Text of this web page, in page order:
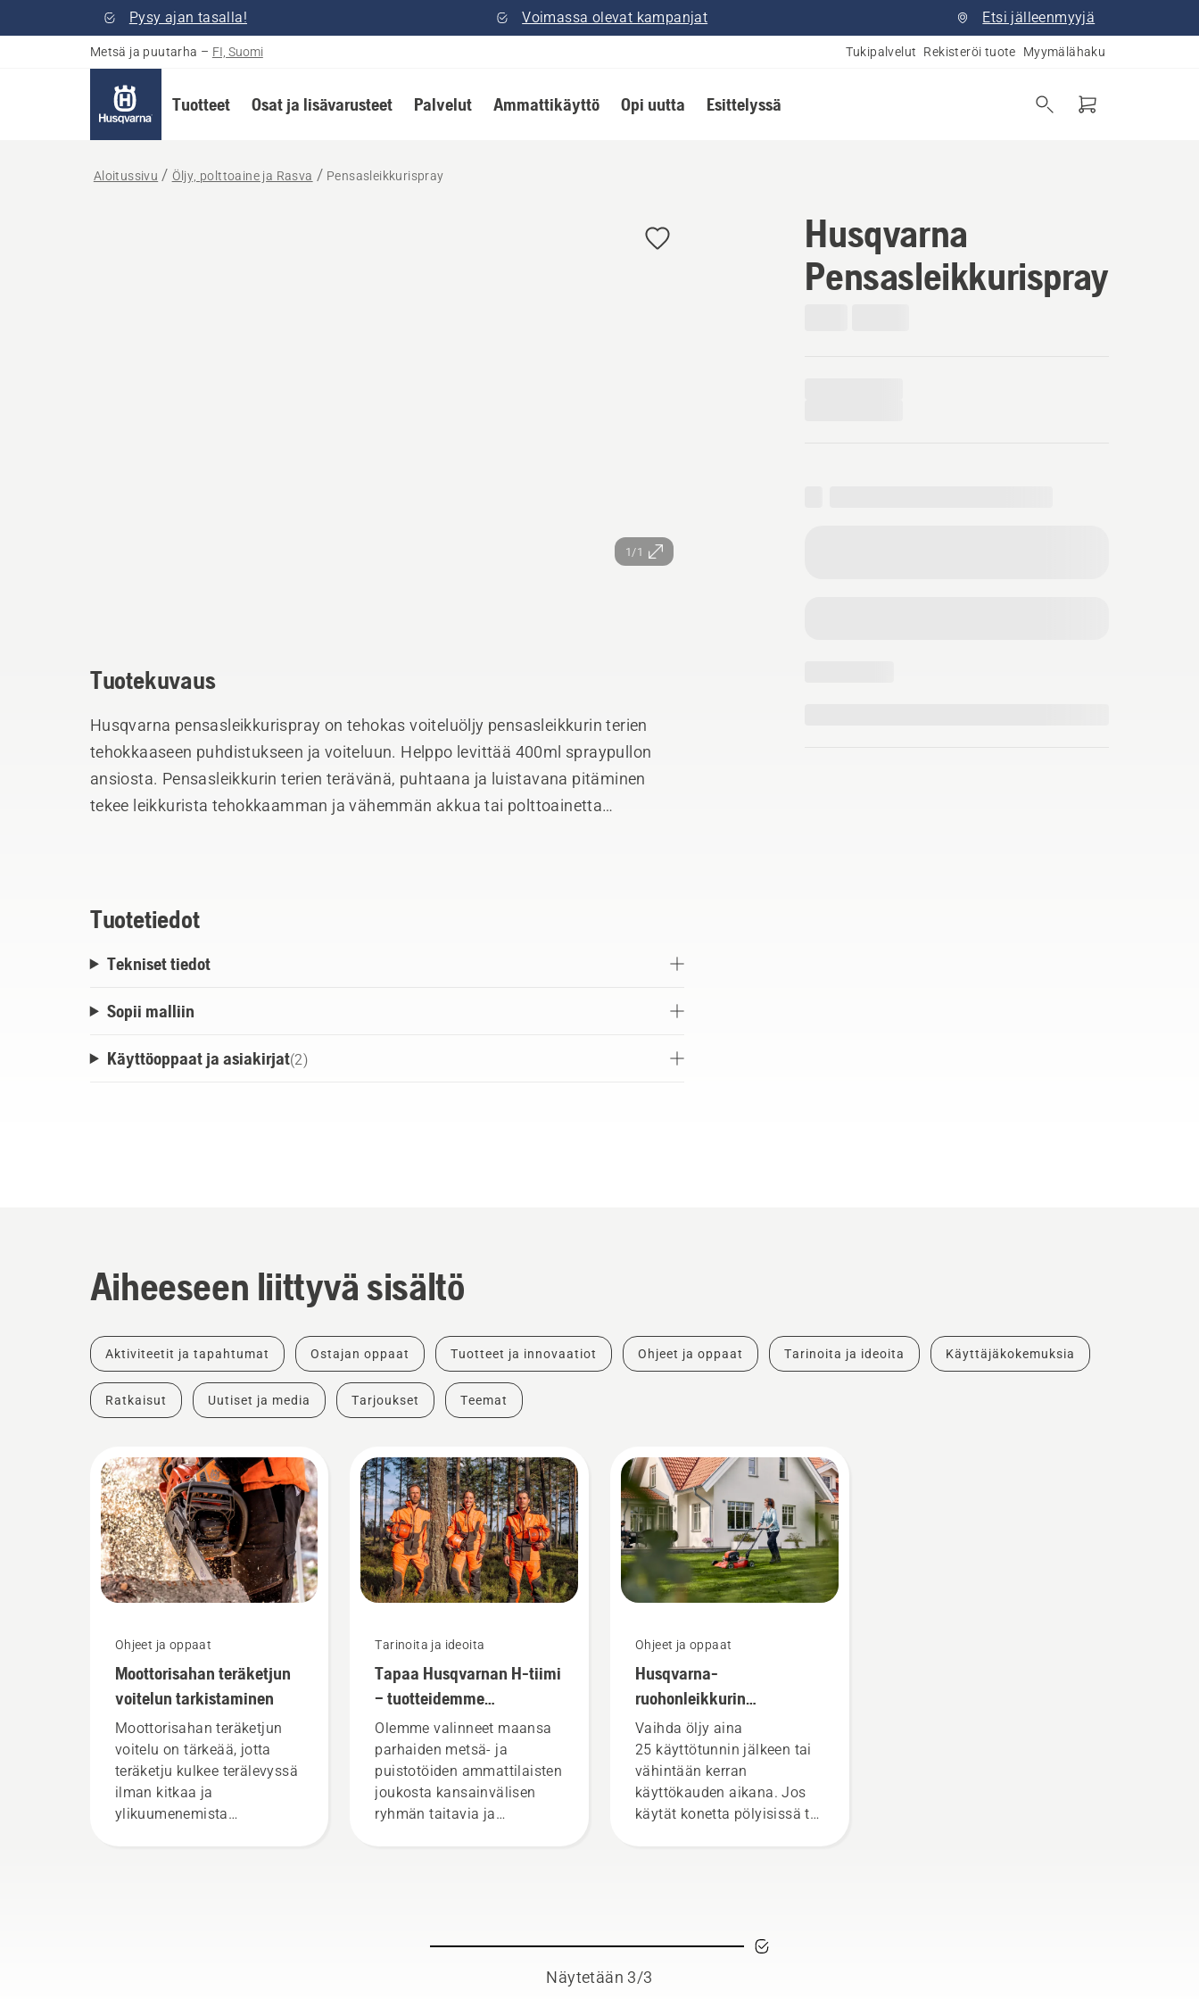
Pysy ajan tasalla! Voimassa olevat kampanjat Etsi jälleenmyyjä
Metsä ja puutarha – FI, Suomi Tukipalvelut Rekisteröi tuote Myymälähaku
Tuotteet Osat ja lisävarusteet Palvelut Ammattikäyttö Opi uutta Esittelyssä
Aloitussivu Öljy, polttoaine ja Rasva Pensasleikkurispray
1/1
Husqvarna
Pensasleikkurispray
Tuotekuvaus
Husqvarna pensasleikkurispray on tehokas voiteluöljy pensasleikkurin terien
tehokkaaseen puhdistukseen ja voiteluun. Helppo levittää 400ml spraypullon
ansiosta. Pensasleikkurin terien terävänä, puhtaana ja luistavana pitäminen
tekee leikkurista tehokkaamman ja vähemmän akkua tai polttoainetta
työpäivän ajan.
Tuotetiedot
Tekniset tiedot
Sopii malliin
Käyttöoppaat ja asiakirjat(2)
Aiheeseen liittyvä sisältö
Aktiviteetit ja tapahtumat Ostajan oppaat Tuotteet ja innovaatiot Ohjeet ja oppaat Tarinoita ja ideoita Käyttäjäkokemuksia
Ratkaisut Uutiset ja media Tarjoukset Teemat
Ohjeet ja oppaat
Moottorisahan teräketjun
voitelun tarkistaminen
Moottorisahan teräketjun
voitelu on tärkeää, jotta
teräketju kulkee terälevyssä
ilman kitkaa ja
ylikuumenemista
Tarinoita ja ideoita
Tapaa Husqvarnan H-tiimi
– tuotteidemme
vaativimmat käyttäjät
Olemme valinneet maansa
parhaiden metsä- ja
puistotöiden ammattilaisten
joukosta kansainvälisen
ryhmän taitavia ja
Ohjeet ja oppaat
Husqvarna-
ruohonleikkurin
öljynvaihto
Vaihda öljy aina
25 käyttötunnin jälkeen tai
vähintään kerran
käyttökauden aikana. Jos
käytät konetta pölyisissä tai
tavat esitellään alla olevalla
Näytetään 3/3